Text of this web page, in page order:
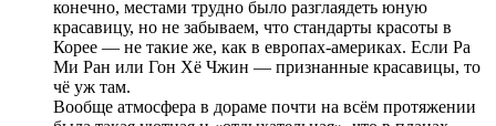
конечно, местами трудно было разглаядеть юную
красавицу, но не забываем, что стандарты красоты в
Корее — не такие же, как в европах-америках. Если Ра
Ми Ран или Гон Хё Чжин — признанные красавицы, то
чё уж там.
Вообще атмосфера в дораме почти на всём протяжении